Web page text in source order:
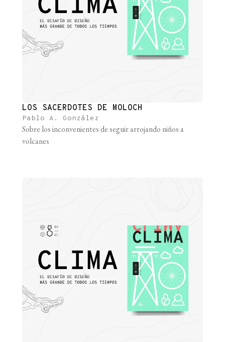
LOS SACERDOTES DE MOLOCH
Pablo A. González
Sobre los inconvenientes de seguir arrojando niños a
volcanes